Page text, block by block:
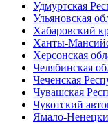
Удмуртская
Ульяновская
Хабаровский
Ханты-
Херсонская
Челябинская
Чеченская
Чувашская
Чукотский
Ямало-